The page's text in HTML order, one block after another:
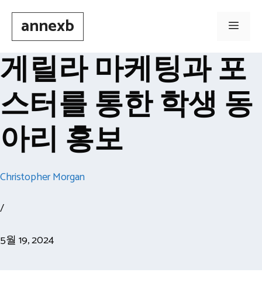
contentannexb Menu
게릴라 마케팅과 포
스터를 통한 학생 동
아리 홍보
Christopher Morgan
/
5월 19, 2024